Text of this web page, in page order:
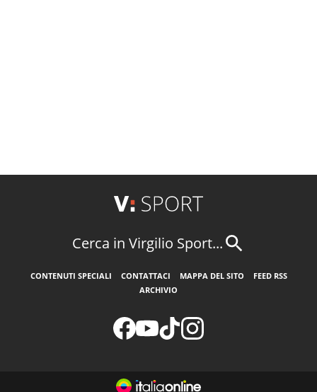
Cerca in Virgilio Sport...
CONTENUTI SPECIALI CONTATTACI MAPPA DEL SITO
FEED RSS
ARCHIVIO